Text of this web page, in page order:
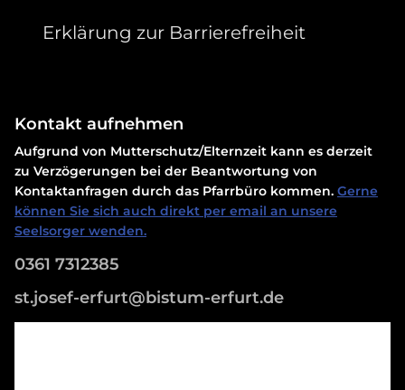
Erklärung zur Barrierefreiheit
Kontakt aufnehmen
Aufgrund von Mutterschutz/Elternzeit kann es derzeit
zu Verzögerungen bei der Beantwortung von
Kontaktanfragen durch das Pfarrbüro kommen. Gerne
können Sie sich auch direkt per email an unsere
Seelsorger wenden.
0361 7312385
st.josef-erfurt@bistum-erfurt.de